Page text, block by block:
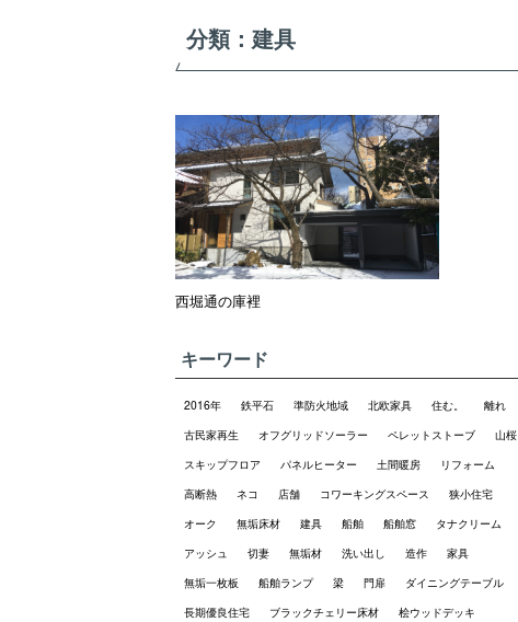
分類：建具
西堀通の庫裡
キーワード
2016年 鉄平石 準防火地域 北欧家具 住む。
離れ
古民家再生
オフグリッドソーラー ペレットストーブ
山桜
スキップフロア
パネルヒーター 土間暖房
リフォーム
高断熱
ネコ 店舗 コワーキングスペース
狭小住宅
オーク
無垢床材 建具 船舶 船舶窓
タナクリーム
アッシュ
切妻 無垢材 洗い出し 造作
家具
無垢一枚板
船舶ランプ 梁 門扉
ダイニングテーブル
長期優良住宅
ブラックチェリー床材
桧ウッドデッキ